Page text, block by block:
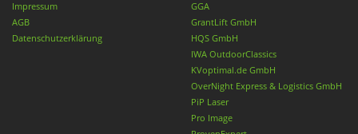
Impressum
AGB
Datenschutzerklärung
GGA
GrantLift GmbH
HQS GmbH
IWA OutdoorClassics
KVoptimal.de GmbH
OverNight Express & Logistics GmbH
PiP Laser
Pro Image